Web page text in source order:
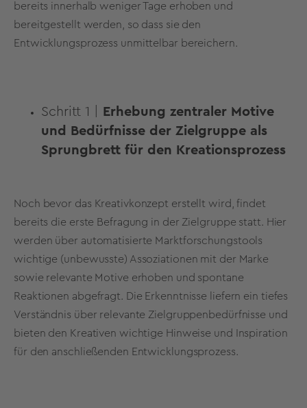
bereits innerhalb weniger Tage erhoben und
bereitgestellt werden, so dass sie den
Entwicklungsprozess unmittelbar bereichern.
Schritt 1 | Erhebung zentraler Motive
und Bedürfnisse der Zielgruppe als
Sprungbrett für den Kreationsprozess
Noch bevor das Kreativkonzept erstellt wird, findet
bereits die erste Befragung in der Zielgruppe statt. Hier
werden über automatisierte Marktforschungstools
wichtige (unbewusste) Assoziationen mit der Marke
sowie relevante Motive erhoben und spontane
Reaktionen abgefragt. Die Erkenntnisse liefern ein tiefes
Verständnis über relevante Zielgruppenbedürfnisse und
bieten den Kreativen wichtige Hinweise und Inspiration
für den anschließenden Entwicklungsprozess.